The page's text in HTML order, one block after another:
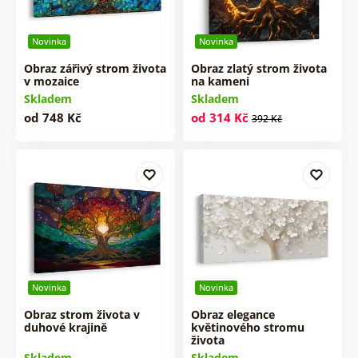
Novinka
Obraz zářivý strom života
v mozaice
Skladem
od 748 Kč
Novinka
Obraz zlatý strom života
na kameni
Skladem
od 314 Kč 392 Kč
Novinka
Obraz strom života v
duhové krajině
Novinka
Obraz elegance
květinového stromu
života